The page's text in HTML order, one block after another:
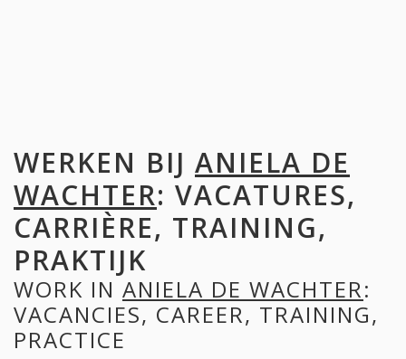
WERKEN BIJ ANIELA DE
WACHTER: VACATURES,
CARRIÈRE, TRAINING,
PRAKTIJK
WORK IN ANIELA DE WACHTER:
VACANCIES, CAREER, TRAINING,
PRACTICE